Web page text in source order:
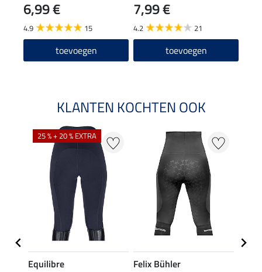
6,99 €
4.9 15
toevoegen
7,99 €
4.2 21
toevoegen
KLANTEN KOCHTEN OOK
25 % + 20 % EXTRA
Equilibre
Felix Bühler